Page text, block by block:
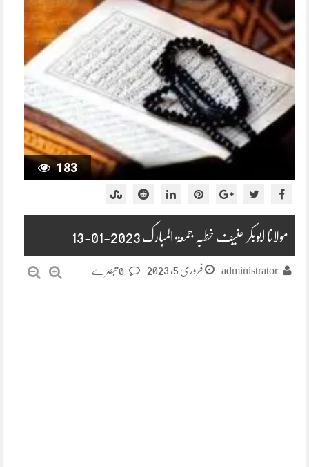
183
مولانا ابوبکر حنیف خطبہ جمعۃ المبارک 2023-01-13
administrator فروری 5, 2023